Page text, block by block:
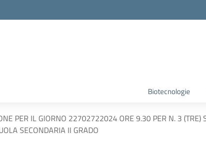
Biotecnologie
PER IL GIORNO 22702722024 ORE 9.30 PER N. 3 (TRE)
SECONDARIA II GRADO